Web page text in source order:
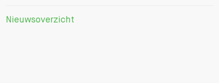
Nieuwsoverzicht